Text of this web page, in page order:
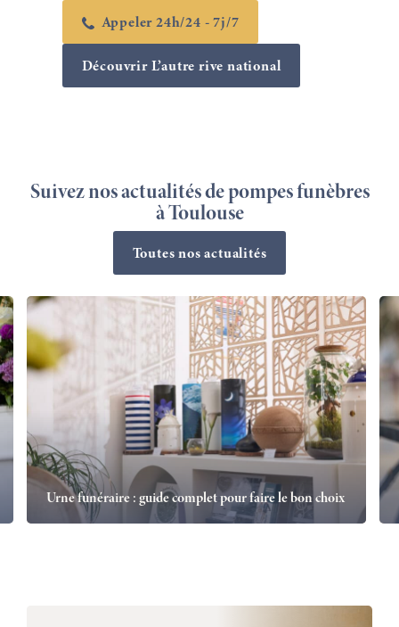
Appeler 24h/24 - 7j/7
Découvrir L’autre rive national
Suivez nos actualités de pompes funèbres
à Toulouse
Toutes nos actualités
Urne funéraire : guide complet pour faire le bon choix